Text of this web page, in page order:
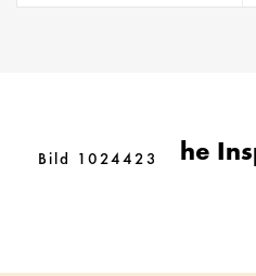
Ähnliche
Bild 1024423